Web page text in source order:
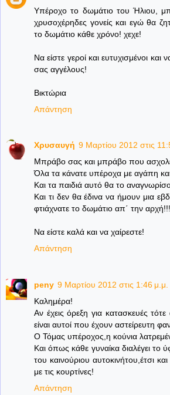
Υπέροχο το δωμάτιο του Ήλιου,
χρυσοχέρηδες γονείς και εγώ θα
το δωμάτιο κάθε χρόνο! χεχε!
Να είστε γεροί και ευτυχισμένοι και
σας αγγέλους!
Βικτώρια
Απάντηση
Χρυσαυγή 9 Μαρτίου 2012 στις
Μπράβο σας και μπράβο που
Όλα τα κάνατε υπέροχα με αγάπη
Και τα παιδιά αυτό θα το
Και τι δεν θα έδινα να ήμουν μια
φτιάχνατε το δωμάτιο απ΄ την αρχή!!!
Να είστε καλά και να χαίρεστε!
Απάντηση
peny 9 Μαρτίου 2012 στις 1:46 μ.μ.
Καλημέρα!
Αν έχεις όρεξη για κατασκευές τότε
είναι αυτοί που έχουν αστείρευτη
Ο Τόμας υπέροχος,η κούνια
Και όπως κάθε γυναίκα διαλέγει το
του καινούριου αυτοκινήτου,έτσι
με τις κουρτίνες!
Απάντηση